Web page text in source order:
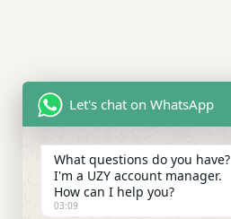
Let's chat on WhatsApp
What questions do you have?
I'm a UZY account manager.
How can I help you?
03:09